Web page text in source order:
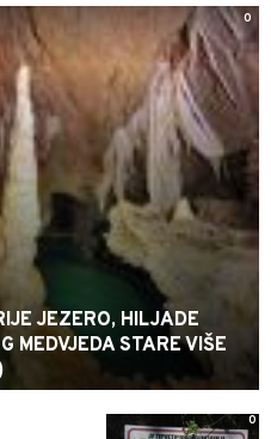
0
JEZERO, HILJADE
MEDVJEDA STARE VIŠE
0